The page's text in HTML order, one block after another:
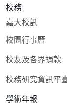
校務
嘉大校訊
校園行事曆
校友及各界捐款
校務研究資訊平
學術年報